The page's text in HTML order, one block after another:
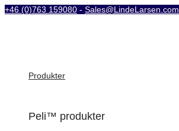
+46 (0)763 159080 - Sales@LindeLarsen.com
Produkter
Peli™ produkter